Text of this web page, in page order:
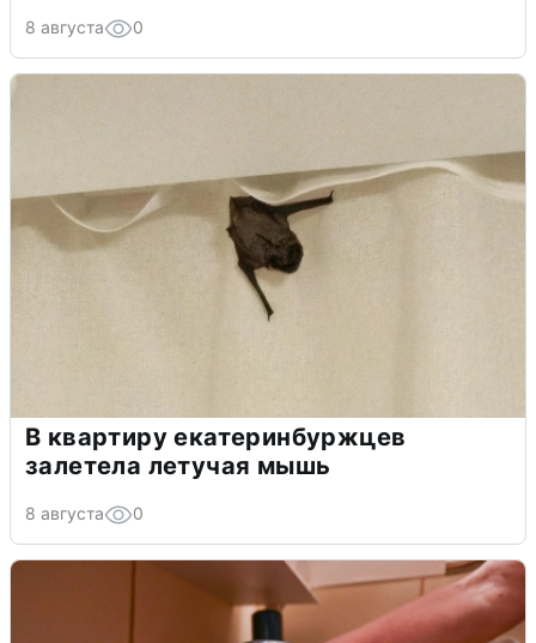
8 августа 0
В квартиру екатеринбуржцев
залетела летучая мышь
8 августа 0